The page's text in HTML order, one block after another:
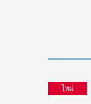
ใหม่